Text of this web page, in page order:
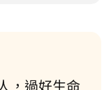
，過好生命